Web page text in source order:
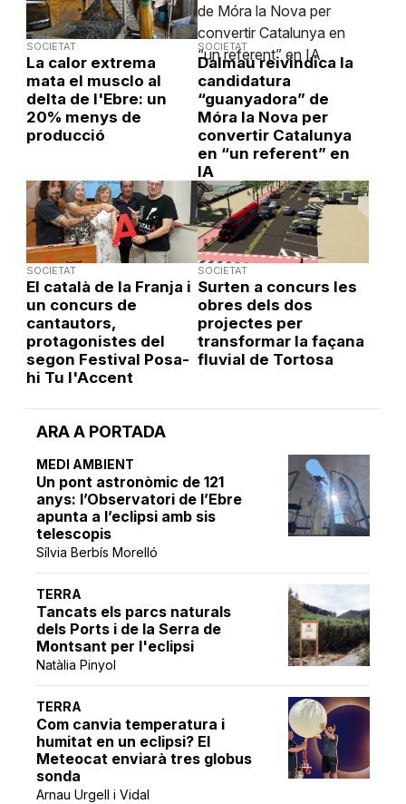
ARA A PORTADA
MEDI AMBIENT
Un pont astronòmic de 121
anys: l’Observatori de l’Ebre
apunta a l’eclipsi amb sis
telescopis
Sílvia Berbís Morelló
TERRA
Tancats els parcs naturals
dels Ports i de la Serra de
Montsant per l'eclipsi
Natàlia Pinyol
TERRA
Com canvia temperatura i
humitat en un eclipsi? El
Meteocat enviarà tres globus
sonda
Arnau Urgell i Vidal
SOCIETAT
La calor extrema
mata el musclo al
delta de l'Ebre: un
20% menys de
producció
SOCIETAT
Dalmau reivindica la
candidatura
“guanyadora” de
Móra la Nova per
convertir Catalunya
en “un referent” en
IA
SOCIETAT
El català de la Franja i
un concurs de
cantautors,
protagonistes del
segon Festival Posa-
hi Tu l'Accent
SOCIETAT
Surten a concurs les
obres dels dos
projectes per
transformar la façana
fluvial de Tortosa